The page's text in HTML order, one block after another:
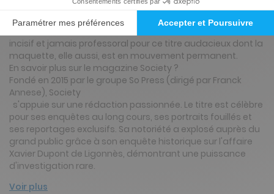
rapport au flux continu de l'actualité afin de placer le récit
et l'humain au cœur de sa politique éditoriale. Politique,
économie, culture ou faits divers... Le ton est moderne,
incisif et jamais professoral pour ce titre audacieux dont la
maquette, elle aussi, est en mouvement permanent.
En savoir plus sur le magazine Society ?
Fondé en 2015 par le groupe So Press (dirigé par Franck
Annese), Society
s'appuie sur une rédaction passionnée. Le titre est célèbre
pour ses enquêtes au long cours, ses portraits fouillés et
ses reportages exclusifs. Sa notoriété a explosé auprès du
grand public grâce à son enquête historique sur l'affaire
Xavier Dupont de Ligonnès, démontrant une puissance
d'investigation rare.
Voir plus